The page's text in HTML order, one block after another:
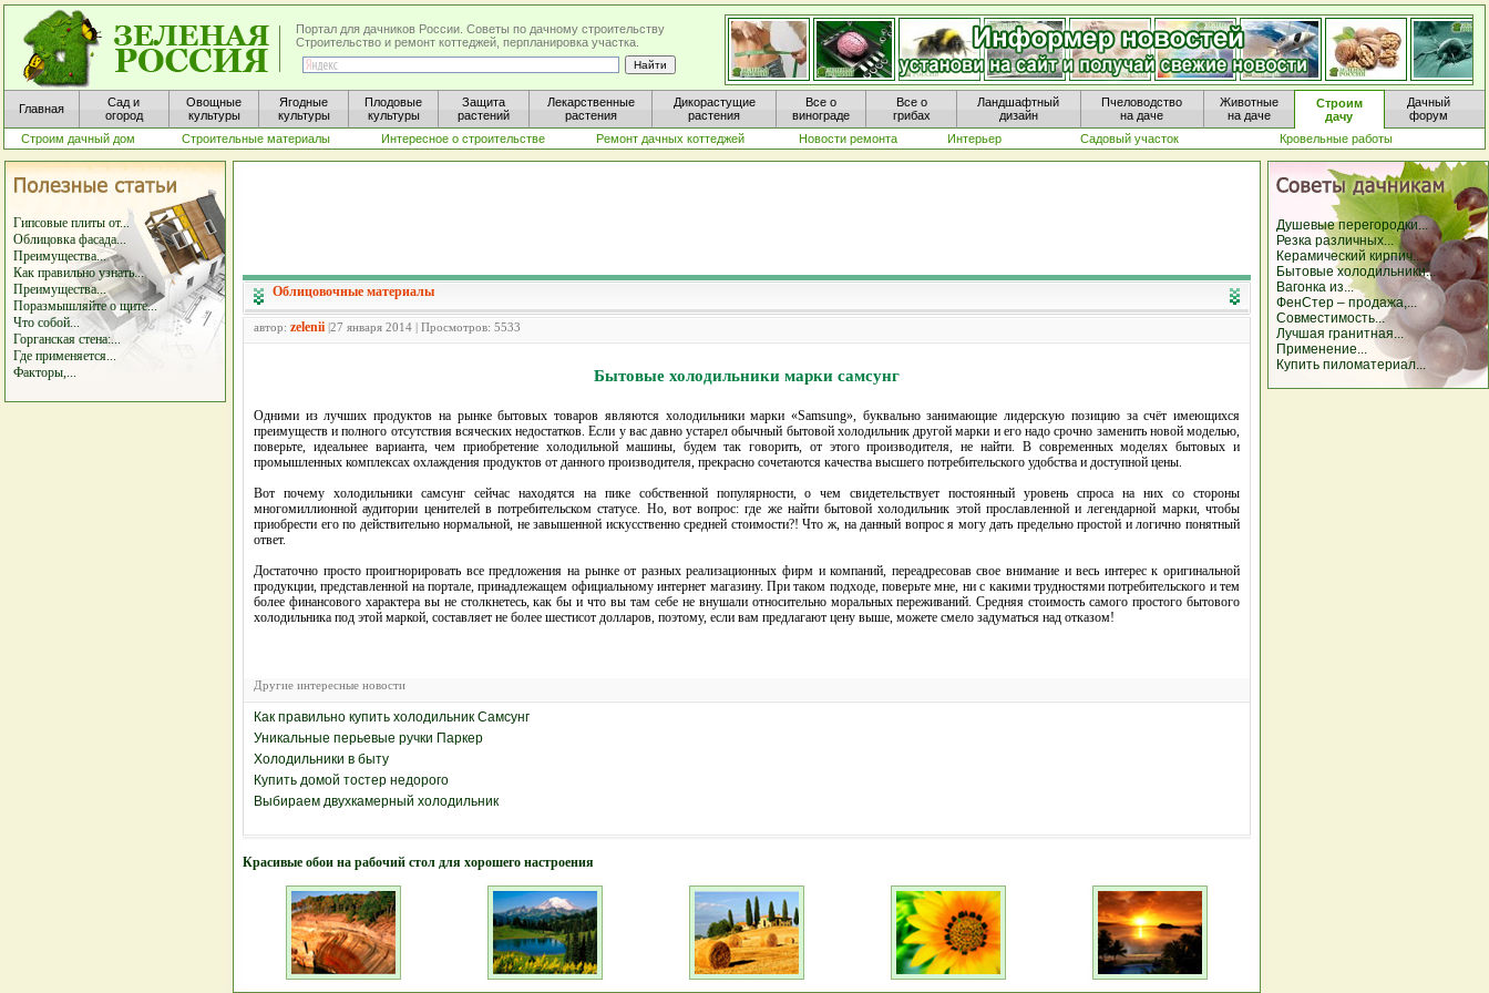
Портал для дачников России. Советы по дачному строительству
Строительство и ремонт коттеджей, перпланировка участка.
Главная
Сад и
огород
Овощные
культуры
Ягодные
культуры
Плодовые
культуры
Защита
растений
Лекарственные
растения
Дикорастущие
растения
Все о
винограде
Все о
грибах
Ландшафтный
дизайн
Пчеловодство
на даче
Животные
на даче
Строим
дачу
Дачный
форум
Строим дачный дом
Строительные материалы Интересное о строительстве Ремонт дачных коттеджей Новости ремонта Интерьер Садовый участок Кровельные работы
Гипсовые плиты от...
Облицовка фасада...
Преимущества...
Как правильно узнать...
Преимущества...
Поразмышляйте о щите...
Что собой...
Горганская стена:...
Где применяется...
Факторы,...
Душевые перегородки...
Резка различных...
Керамический кирпич...
Бытовые холодильники...
Вагонка из...
ФенСтер – продажа,...
Совместимость...
Лучшая гранитная...
Применение...
Купить пиломатериал...
Облицовочные материалы
автор: zelenii |27 января 2014 | Просмотров: 5533
Бытовые холодильники марки самсунг
Одними из лучших продуктов на рынке бытовых товаров являются холодильники марки «Samsung», буквально занимающие лидерскую позицию за счёт имеющихся
преимуществ и полного отсутствия всяческих недостатков. Если у вас давно устарел обычный бытовой холодильник другой марки и его надо срочно заменить новой моделью,
поверьте, идеальнее варианта, чем приобретение холодильной машины, будем так говорить, от этого производителя, не найти. В современных моделях бытовых и
промышленных комплексах охлаждения продуктов от данного производителя, прекрасно сочетаются качества высшего потребительского удобства и доступной цены.
Вот почему холодильники самсунг сейчас находятся на пике собственной популярности, о чем свидетельствует постоянный уровень спроса на них со стороны
многомиллионной аудитории ценителей в потребительском статусе. Но, вот вопрос: где же найти бытовой холодильник этой прославленной и легендарной марки, чтобы
приобрести его по действительно нормальной, не завышенной искусственно средней стоимости?! Что ж, на данный вопрос я могу дать предельно простой и логично понятный
ответ.
Достаточно просто проигнорировать все предложения на рынке от разных реализационных фирм и компаний, переадресовав свое внимание и весь интерес к оригинальной
продукции, представленной на портале, принадлежащем официальному интернет магазину. При таком подходе, поверьте мне, ни с какими трудностями потребительского и тем
более финансового характера вы не столкнетесь, как бы и что вы там себе не внушали относительно моральных переживаний. Средняя стоимость самого простого бытового
холодильника под этой маркой, составляет не более шестисот долларов, поэтому, если вам предлагают цену выше, можете смело задуматься над отказом!
Другие интересные новости
Как правильно купить холодильник Самсунг
Уникальные перьевые ручки Паркер
Холодильники в быту
Купить домой тостер недорого
Выбираем двухкамерный холодильник
Красивые обои на рабочий стол для хорошего настроения